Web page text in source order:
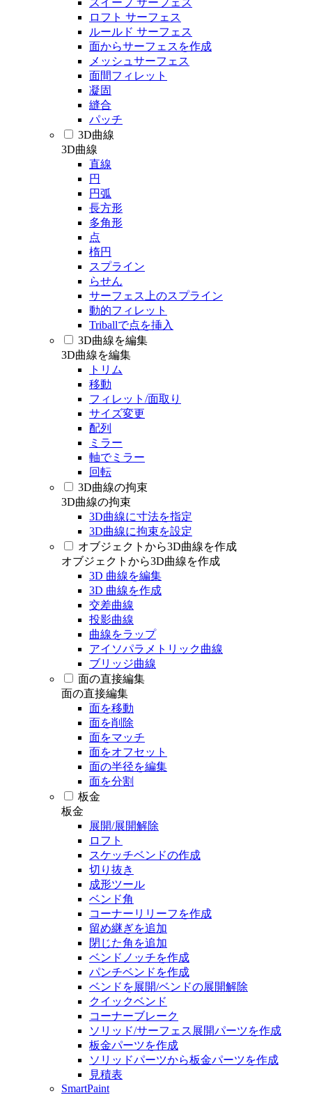
スイープ サーフェス
ロフト サーフェス
ルールド サーフェス
面からサーフェスを作成
メッシュサーフェス
面間フィレット
凝固
縫合
パッチ
3D曲線
3D曲線
直線
円
円弧
長方形
多角形
点
楕円
スプライン
らせん
サーフェス上のスプライン
動的フィレット
Triballで点を挿入
3D曲線を編集
3D曲線を編集
トリム
移動
フィレット/面取り
サイズ変更
配列
ミラー
軸でミラー
回転
3D曲線の拘束
3D曲線の拘束
3D曲線に寸法を指定
3D曲線に拘束を設定
オブジェクトから3D曲線を作成
オブジェクトから3D曲線を作成
3D 曲線を編集
3D 曲線を作成
交差曲線
投影曲線
曲線をラップ
アイソパラメトリック曲線
ブリッジ曲線
面の直接編集
面の直接編集
面を移動
面を削除
面をマッチ
面をオフセット
面の半径を編集
面を分割
板金
板金
展開/展開解除
ロフト
スケッチベンドの作成
切り抜き
成形ツール
ベンド角
コーナーリリーフを作成
留め継ぎを追加
閉じた角を追加
ベンドノッチを作成
パンチベンドを作成
ベンドを展開/ベンドの展開解除
クイックベンド
コーナーブレーク
ソリッド/サーフェス展開パーツを作成
板金パーツを作成
ソリッドパーツから板金パーツを作成
見積表
SmartPaint